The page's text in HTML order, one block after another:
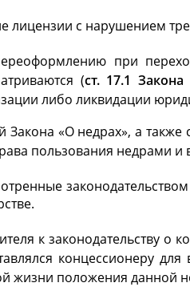
лицензии с нарушением
при
(ст. 17.1
либо ликвидации
Закона «О недрах», а
пользования недрами и
к законодательству о
концессионеру
жизни положения данной